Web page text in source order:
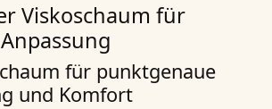
Viskoschaum für
für punktgenaue
und Komfort